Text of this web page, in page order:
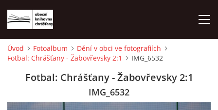
ÚVOD
Úvod Fotoalbum
Dění v obci ve fotografiích
Fotbal: Chrášťany - Žabovřevsky 2:1
IMG_6532
Fotbal: Chrášťany - Žabovřevsky 2:1
IMG_6532